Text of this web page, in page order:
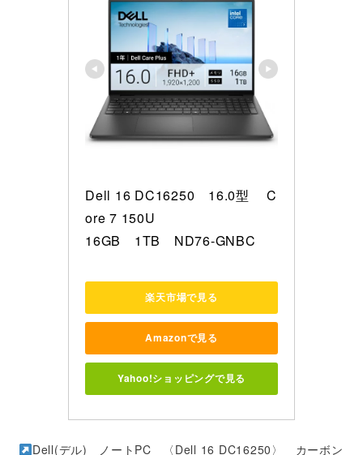
Dell 16 DC16250　16.0型 　C
ore 7 150U
16GB　1TB　ND76-GNBC
楽天市場で見る
Amazonで見る
Yahoo!ショッピングで見る
Dell(デル) ノートPC 〈Dell 16 DC16250〉 カーボン